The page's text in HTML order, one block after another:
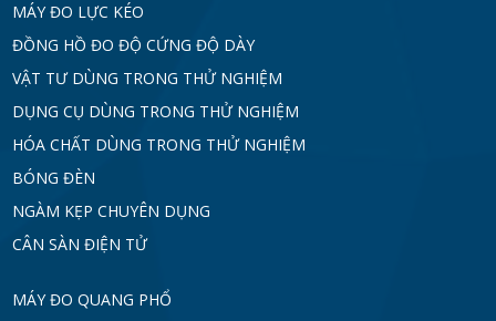
MÁY ĐO LỰC KÉO
ĐỒNG HỒ ĐO ĐỘ CỨNG ĐỘ DÀY
VẬT TƯ DÙNG TRONG THỬ NGHIỆM
DỤNG CỤ DÙNG TRONG THỬ NGHIỆM
HÓA CHẤT DÙNG TRONG THỬ NGHIỆM
BÓNG ĐÈN
NGÀM KẸP CHUYÊN DỤNG
CÂN SÀN ĐIỆN TỬ
MÁY ĐO QUANG PHỔ